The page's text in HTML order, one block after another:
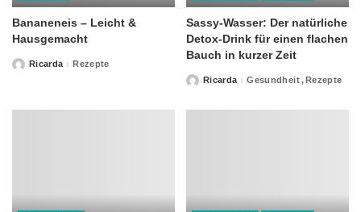
Bananeneis – Leicht &
Hausgemacht
PostedRicarda Rezepte
Sassy-Wasser: Der natürliche
Detox-Drink für einen flachen
Bauch in kurzer Zeit
PostedRicarda Gesundheit Rezepte